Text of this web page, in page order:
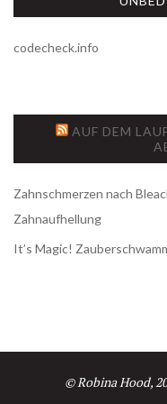
codecheck.info
AUF DEM
Zahnschmerzen nach
Zahnaufhellung
It’s Magic!
© Robina Hood,